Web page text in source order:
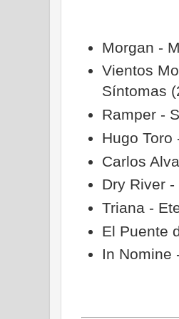
Morgan -
Vientos
Síntomas
Ramper -
Hugo Toro
Carlos
Dry River
Triana -
El Puente
In Nomine